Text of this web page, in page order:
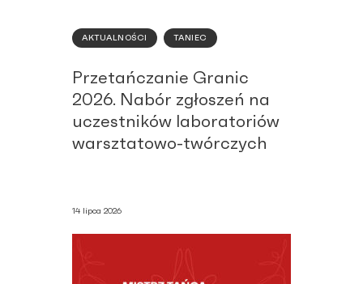
AKTUALNOŚCI TANIEC
Przetańczanie Granic
2026. Nabór zgłoszeń na
uczestników laboratoriów
warsztatowo-twórczych
14 lipca 2026